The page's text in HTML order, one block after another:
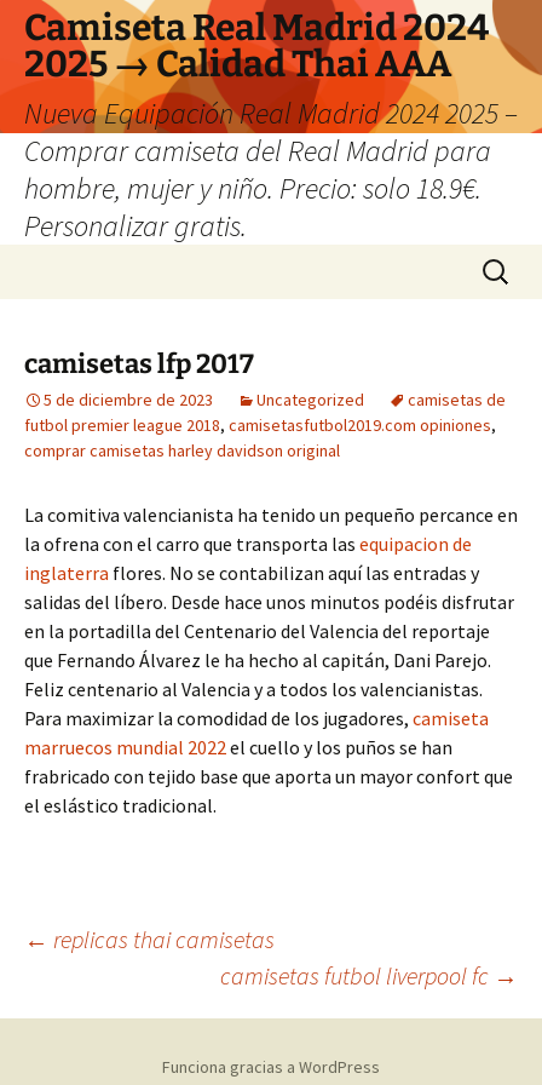
Camiseta Real Madrid 2024
2025 → Calidad Thai AAA
Nueva Equipación Real Madrid 2024 2025 –
Comprar camiseta del Real Madrid para
hombre, mujer y niño. Precio: solo 18.9€.
Personalizar gratis.
Buscar:
camisetas lfp 2017
5 de diciembre de 2023 Uncategorized
camisetas de
futbol premier league 2018, camisetasfutbol2019.com opiniones,
comprar camisetas harley davidson original
La comitiva valencianista ha tenido un pequeño percance en
la ofrena con el carro que transporta las equipacion de
inglaterra flores. No se contabilizan aquí las entradas y
salidas del líbero. Desde hace unos minutos podéis disfrutar
en la portadilla del Centenario del Valencia del reportaje
que Fernando Álvarez le ha hecho al capitán, Dani Parejo.
Feliz centenario al Valencia y a todos los valencianistas.
Para maximizar la comodidad de los jugadores, camiseta
marruecos mundial 2022el cuello y los puños se han
frabricado con tejido base que aporta un mayor confort que
el eslástico tradicional.
Navegación
de
← replicas thai camisetas
camisetas futbol liverpool fc →
Funciona gracias a WordPress